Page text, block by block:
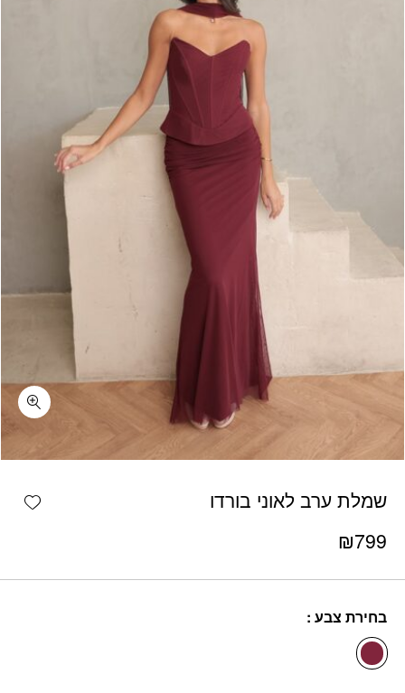
שמלת ערב לאוני בורדו
₪799
בחירת צבע